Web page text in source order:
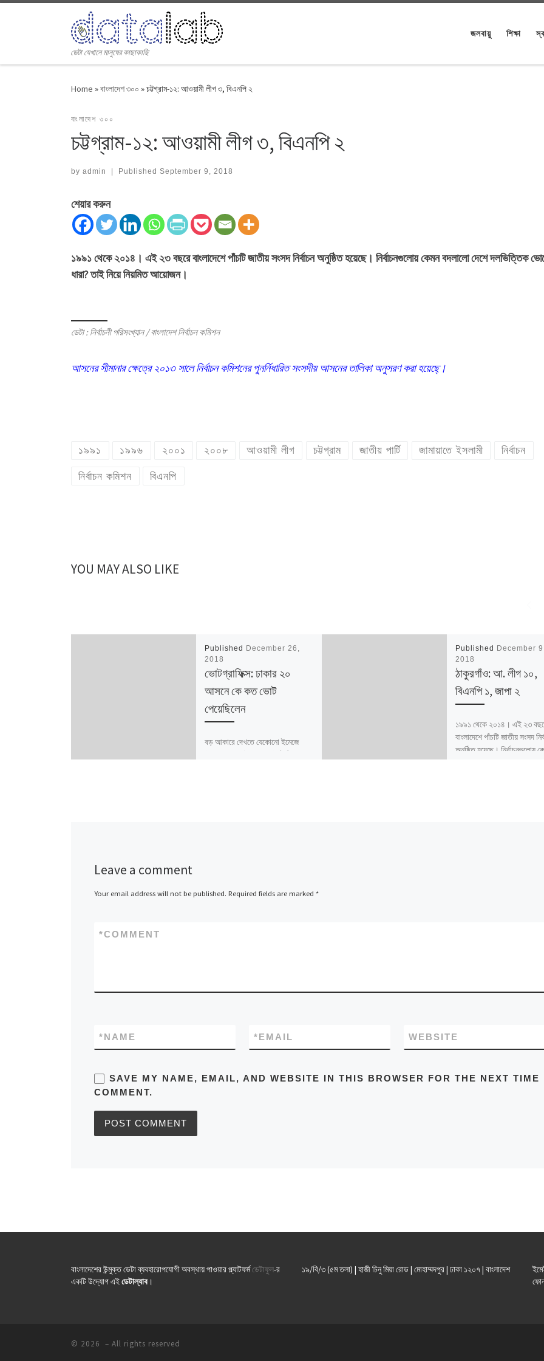
ডেটা যেখানে মানুষের কাছাকাছি
জলবায়ু শিক্ষা
Home »বাংলাদেশ ৩০০ »চট্টগ্রাম-১২: আওয়ামী লীগ ৩, বিএনপি ২
বাংলাদেশ ৩০০
চট্টগ্রাম-১২: আওয়ামী লীগ ৩, বিএনপি ২
by admin | Published September 9, 2018
শেয়ার করুন
১৯৯১ থেকে ২০১৪। এই ২৩ বছরে বাংলাদেশে পাঁচটি জাতীয় সংসদ নির্বাচন অনুষ্ঠিত হয়েছে। নির্বাচনগুলোয় কেমন বদলালো দেশে দলভিত্তিক
ধারা? তাই নিয়ে নিয়মিত আয়োজন।
ডেটা : নির্বাচনী পরিসংখ্যান / বাংলাদেশ নির্বাচন কমিশন
আসনের সীমানার ক্ষেত্রে ২০১৩ সালে নির্বাচন কমিশনের পুনর্নিধারিত সংসদীয় আসনের তালিকা অনুসরণ করা হয়েছে্।
১৯৯১ ১৯৯৬ ২০০১ ২০০৮ আওয়ামী লীগ চট্টগ্রাম জাতীয় পার্টি জামায়াতে ইসলামী নির্বাচন
নির্বাচন কমিশন বিএনপি
YOU MAY ALSO LIKE
Published
December 26,
2018
ভোটগ্রাফিক্স: ঢাকার ২০
আসনে কে কত ভোট
পেয়েছিলেন
বড় আকারে দেখতে যেকোনো ইমেজে
ক্লিক করুন ডেটার উৎস: নির্বাচনী
Published
December
2018
ঠাকুরগাঁও: আ. লীগ ১০,
বিএনপি ১, জাপা ২
১৯৯১ থেকে ২০১৪। এই ২৩
বাংলাদেশে পাঁচটি জাতীয় সংসদ
অনুষ্ঠিত হয়েছে। নির্বাচনগুলোয়
Leave a comment
Your email address will not be published. Required fields are marked *
COMMENT
*
NAME
* EMAIL
* WEBSITE
SAVE MY NAME, EMAIL, AND WEBSITE IN THIS BROWSER FOR THE NEXT TIME
COMMENT.
বাংলাদেশের উন্মুক্ত ডেটা ব্যবহারোপযোগী অবস্থায় পাওয়ার প্ল্যাটফর্মডেটাফুল-র
একটি উদ্যোগ এইডেটাল্যাব ।
১৯/বি/৩ (৫ম তলা) | হাজী চিনু মিয়া রোড | মোহাম্মদপুর | ঢাকা ১২০৭ | বাংলাদেশ
© 2026 – All rights reserved